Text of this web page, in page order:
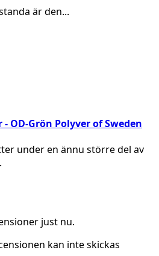
är den...
- OD-Grön Polyver of Sweden
under en ännu större del av
just nu.
kan inte skickas